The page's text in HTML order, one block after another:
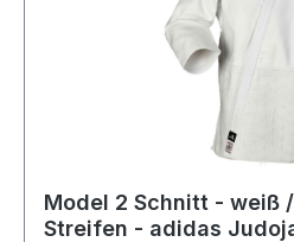
Model 2 Schnitt - weiß
Streifen - adidas